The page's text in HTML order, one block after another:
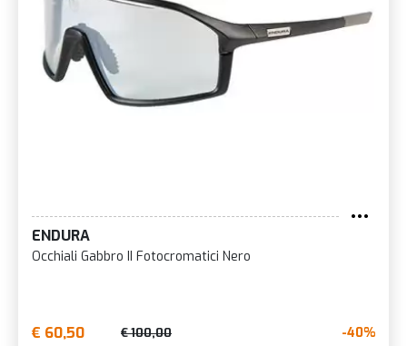
ENDURA
Occhiali Gabbro II Fotocromatici Nero
€ 60,50 € 100,00 -40%